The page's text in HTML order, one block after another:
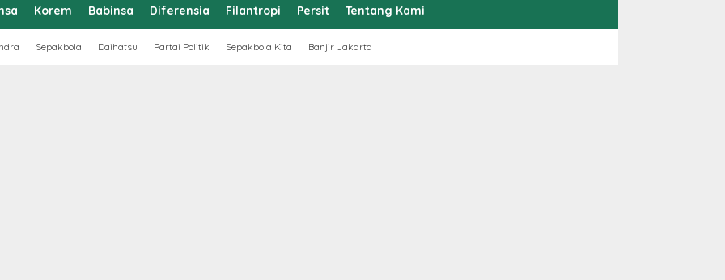
Korem Babinsa Diferensia Filantropi Persit Tentang Kami
Sepakbola Daihatsu Partai Politik Sepakbola Kita Banjir Jakarta